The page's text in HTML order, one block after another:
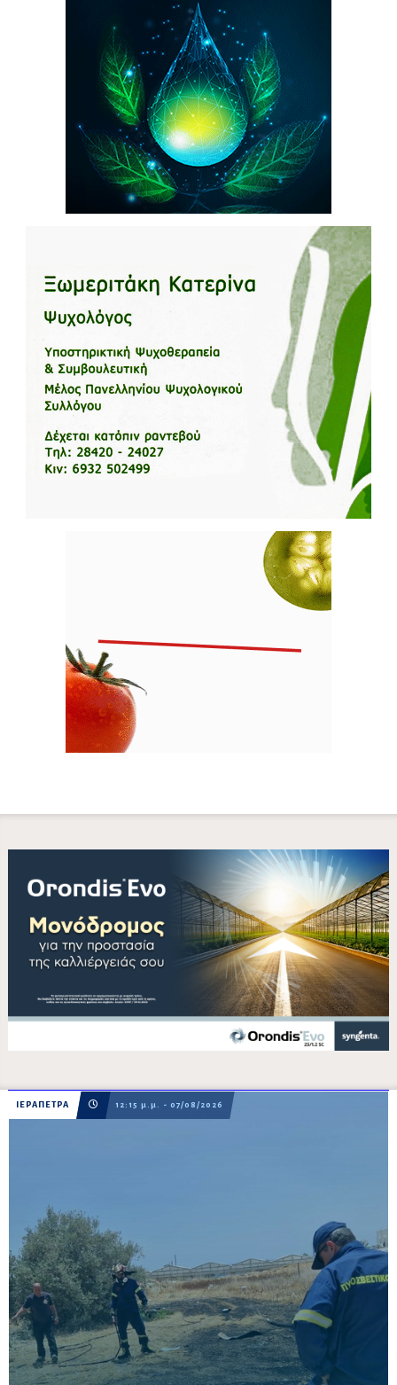
ΙΕΡΑΠΕΤΡΑ 12:15 μ.μ. - 07/08/2026